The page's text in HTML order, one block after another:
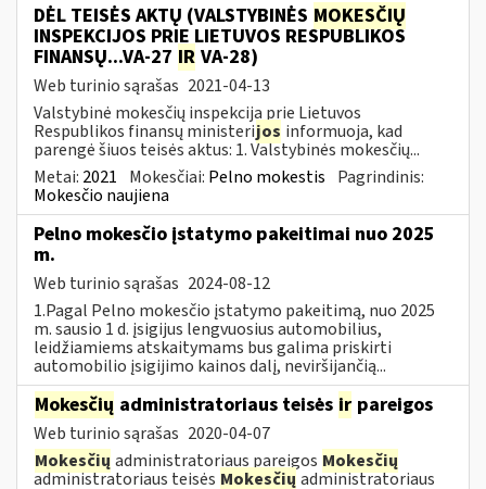
DĖL TEISĖS AKTŲ (VALSTYBINĖS MOKESČIŲ
INSPEKCIJOS PRIE LIETUVOS RESPUBLIKOS
FINANSŲ...VA-27 IR VA-28)
Web turinio sąrašas 2021-04-13
Valstybinė mokesčių inspekcija prie Lietuvos
Respublikos finansų ministerijos informuoja, kad
parengė šiuos teisės aktus: 1. Valstybinės mokesčių...
Metai: 2021 Mokesčiai: Pelno mokestis Pagrindinis:
Mokesčio naujiena
Pelno mokesčio įstatymo pakeitimai nuo 2025
m.
Web turinio sąrašas 2024-08-12
1.Pagal Pelno mokesčio įstatymo pakeitimą, nuo 2025
m. sausio 1 d. įsigijus lengvuosius automobilius,
leidžiamiems atskaitymams bus galima priskirti
automobilio įsigijimo kainos dalį, neviršijančią...
Mokesčių administratoriaus teisės ir pareigos
Web turinio sąrašas 2020-04-07
Mokesčių administratoriaus pareigos Mokesčių
administratoriaus teisės Mokesčių administratoriaus